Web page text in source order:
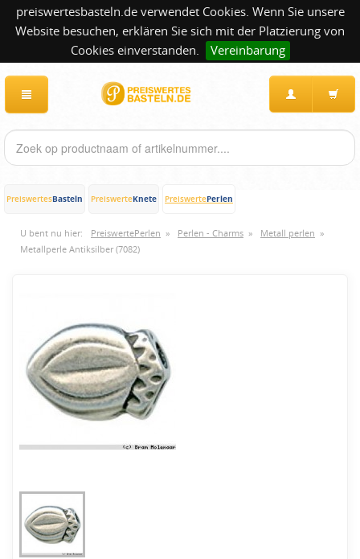
preiswertesbasteln.de verwendet Cookies. Wenn Sie unsere
Website besuchen, erklären Sie sich mit der Platzierung von
Cookies einverstanden.
Vereinbarung
PreiswertesBasteln PreiswerteKnete PreiswertePerlen
U bent nu hier: PreiswertePerlen » Perlen - Charms » Metall perlen »
Metallperle Antiksilber (7082)